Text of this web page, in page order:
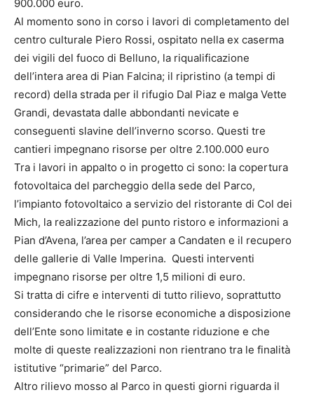
900.000 euro.
Al momento sono in corso i lavori di completamento del
centro culturale Piero Rossi, ospitato nella ex caserma
dei vigili del fuoco di Belluno, la riqualificazione
dell’intera area di Pian Falcina; il ripristino (a tempi di
record) della strada per il rifugio Dal Piaz e malga Vette
Grandi, devastata dalle abbondanti nevicate e
conseguenti slavine dell’inverno scorso. Questi tre
cantieri impegnano risorse per oltre 2.100.000 euro
Tra i lavori in appalto o in progetto ci sono: la copertura
fotovoltaica del parcheggio della sede del Parco,
l’impianto fotovoltaico a servizio del ristorante di Col dei
Mich, la realizzazione del punto ristoro e informazioni a
Pian d’Avena, l’area per camper a Candaten e il recupero
delle gallerie di Valle Imperina. Questi interventi
impegnano risorse per oltre 1,5 milioni di euro.
Si tratta di cifre e interventi di tutto rilievo, soprattutto
considerando che le risorse economiche a disposizione
dell’Ente sono limitate e in costante riduzione e che
molte di queste realizzazioni non rientrano tra le finalità
istitutive “primarie” del Parco.
Altro rilievo mosso al Parco in questi giorni riguarda il